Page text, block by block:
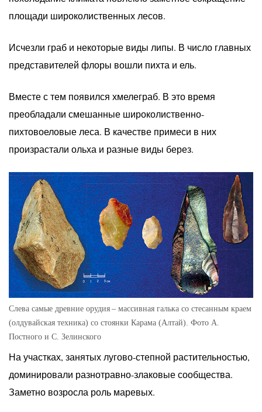
площади широколиственных лесов.
Исчезли граб и некоторые виды липы. В число главных
представителей флоры вошли пихта и ель.
Вместе с тем появился хмелеграб. В это время
преобладали смешанные широколиственно-
пихтовоеловые леса. В качестве примеси в них
произрастали ольха и разные виды берез.
Слева самые древние орудия – массивная галька со стесанным краем
(олдувайская техника) со стоянки Карама (Алтай). Фото А.
Постного и С. Зелинского
На участках, занятых лугово-степной растительностью,
доминировали разнотравно-злаковые сообщества.
Заметно возросла роль маревых.